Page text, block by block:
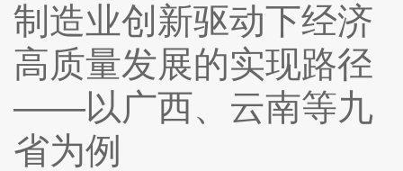
制造业创新驱动下经济
高质量发展的实现路径
——以广西、云南等九
省为例